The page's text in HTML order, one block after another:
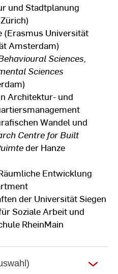
und Stadtplanung
(Erasmus Universität
Amsterdam)
Sciences,
Sciences
Architektur- und
Wandel und
Centre for Built
der Hanze
Entwicklung
der Universität Siegen
Soziale Arbeit und
RheinMain